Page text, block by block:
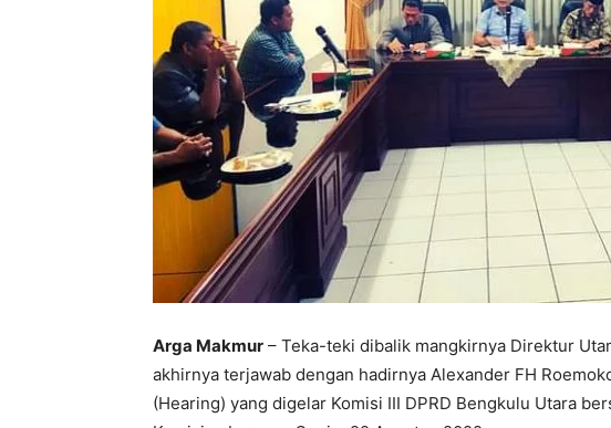
Arga Makmur – Teka-teki dibalik mangkirnya Direktur
akhirnya terjawab dengan hadirnya Alexander FH
(Hearing) yang digelar Komisi III DPRD Bengkulu Utara